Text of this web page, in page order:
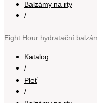
Balzámy na rty
/
Katalog
/
Pleť
/